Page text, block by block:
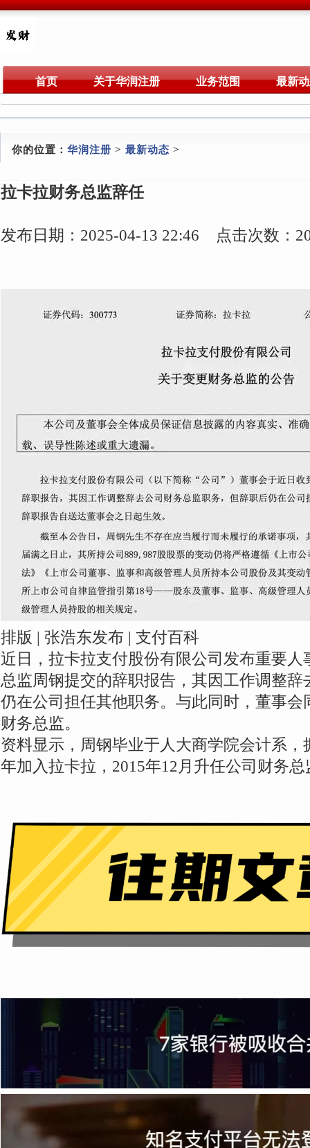
首页 关于华润注册 业务范围 最新
你的位置： 华润注册 > 最新动态 >
拉卡拉财务总监辞任
发布日期：2025-04-13 22:46 点击次数：
排版 | 张浩东发布 | 支付百科
近日，拉卡拉支付股份有限公司发布重要
总监周钢提交的辞职报告，其因工作调整
仍在公司担任其他职务。与此同时，董事
财务总监。
资料显示，周钢毕业于人大商学院会计系，
年加入拉卡拉，2015年12月升任公司财务